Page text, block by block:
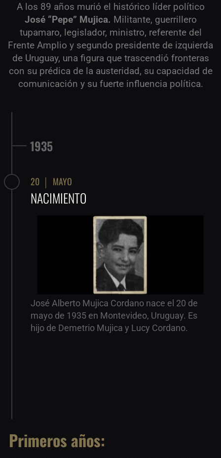
A los 89 años murió el histórico líder político
José “Pepe” Mujica. Militante, guerrillero
tupamaro, legislador, ministro, referente del
Frente Amplio y segundo presidente de izquierda
de Uruguay, una figura que trascendió fronteras
con su prédica de la austeridad, su capacidad de
comunicación y su fuerte influencia política.
1935
20  │  MAYO
NACIMIENTO
José Alberto Mujica Cordano nace el 20 de
mayo de 1935 en Montevideo, Uruguay. Es
hijo de Demetrio Mujica y Lucy Cordano.
Primeros años: